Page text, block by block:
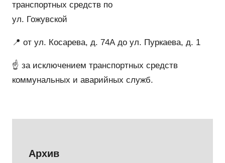
транспортных средств по
ул. Гожувской
📍 от ул. Косарева, д. 74А до ул. Пуркаева, д. 1
☝️ за исключением транспортных средств
коммунальных и аварийных служб.
Архив